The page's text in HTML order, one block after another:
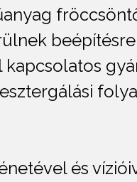
kapcsolatos
és